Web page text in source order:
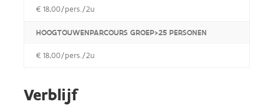
€ 18,00/pers./2u
HOOGTOUWENPARCOURS GROEP>25 PERSONEN
€ 18,00/pers./2u
Verblijf